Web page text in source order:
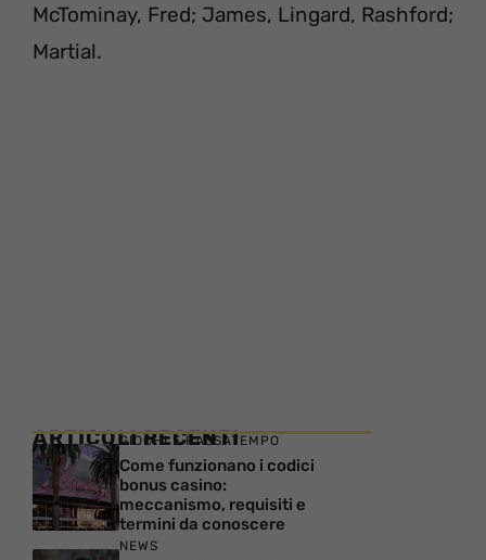
McTominay, Fred; James, Lingard, Rashford;
Martial.
ARTICOLI RECENTI
GIOCHI E PASSATEMPO
Come funzionano i codici
bonus casino:
meccanismo, requisiti e
termini da conoscere
NEWS